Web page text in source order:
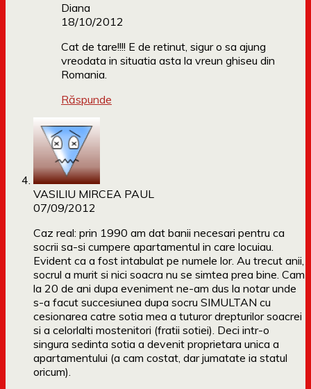
Diana
18/10/2012
Cat de tare!!!! E de retinut, sigur o sa ajung
vreodata in situatia asta la vreun ghiseu din
Romania.
Răspunde
VASILIU MIRCEA PAUL
07/09/2012
Caz real: prin 1990 am dat banii necesari pentru ca
socrii sa-si cumpere apartamentul in care locuiau.
Evident ca a fost intabulat pe numele lor. Au trecut anii,
socrul a murit si nici soacra nu se simtea prea bine. Cam
la 20 de ani dupa eveniment ne-am dus la notar unde
s-a facut succesiunea dupa socru SIMULTAN cu
cesionarea catre sotia mea a tuturor drepturilor soacrei
si a celorlalti mostenitori (fratii sotiei). Deci intr-o
singura sedinta sotia a devenit proprietara unica a
apartamentului (a cam costat, dar jumatate ia statul
oricum).